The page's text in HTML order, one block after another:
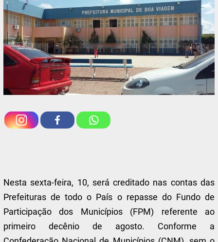
Nesta sexta-feira, 10, será creditado nas contas das
Prefeituras de todo o País o repasse do Fundo de
Participação dos Municípios (FPM) referente ao
primeiro decênio de agosto. Conforme a